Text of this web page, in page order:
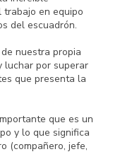
en equipo
del escuadrón.
nuestra propia
luchar por superar
que presenta la
que es un
y lo que significa
(compañero, jefe,